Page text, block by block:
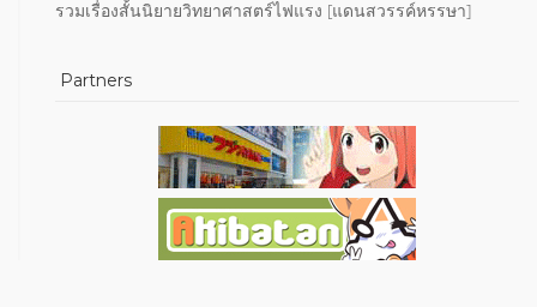
รวมเรื่องสั้นนิยายวิทยาศาสตร์ไฟแรง [แดนสวรรค์หรรษา]
Partners